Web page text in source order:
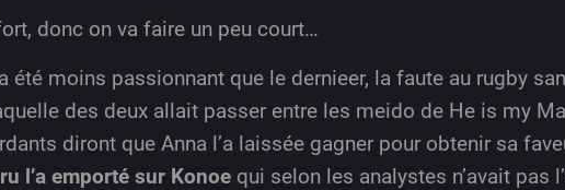
donc on va faire un peu court…
été moins passionnant que le dernieer, la faute au rugby
des deux allait passer entre les meido de He is my
diront que Anna l’a laissée gagner pour obtenir sa
l’a emporté sur Konoe qui selon les analystes n’avait pas